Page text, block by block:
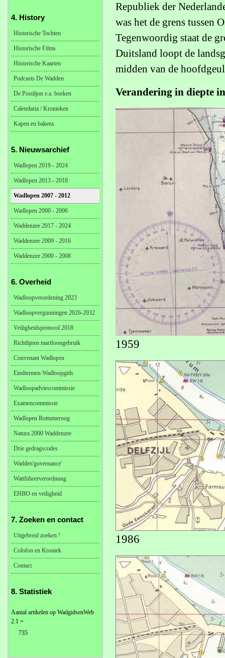
Republiek der
was het de grens tussen
Tegenwoordig staat de
Duitsland loopt de
midden van de
Verandering in diepte
1959
1986
4. History
Historische Tochten
Historische Films
Historische Kaarten
Podcasts De Wadden
De Postiljon e.a. boeken
Calendaria / Kronieken
Kapen en bakens
5. Nieuwsarchief
Wadlopen 2019 - 2024
Wadlopen 2013 - 2018
Wadlopen 2007 - 2012
Wadlopen 2000 - 2006
Waddenzee 2017 - 2024
Waddenzee 2009 - 2016
Waddenzee 2000 - 2008
6. Overheid
Wadloopverordening 2023
Wadloopvergunningen 2026-2032
Veiligheidsprotocol 2018
Richtlijnen marifoongebruik
Convenant Wadlopen
Eindtermen Wadloopgids
Wadloopadviescommissie
Examencommissie
Wadlopen Rottumeroog
Natura 2000 Waddenzee
Drie gedragscodes
Wadden'governance'
Wattführerverordnung
EHBO en veiligheid
7. Zoeken en contact
Uitgebreid zoeken !
Colofon en Kroniek
Contact
8. Statistiek
Aantal artikelen op WadgidsenWeb
2.1 =
735